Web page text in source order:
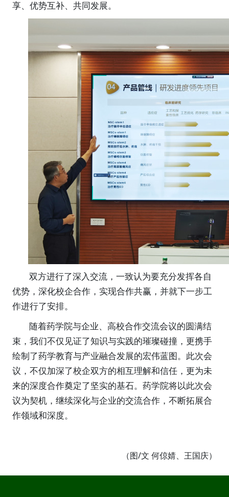
享、优势互补、共同发展。
双方进行了深入交流，一致认为要充分发挥各自
优势，深化校企合作，实现合作共赢，并就下一步工
作进行了安排。
随着药学院与企业、 高校合作交流会议的圆满结
束，我们不仅见证了知识与实践的璀璨碰撞，更携手
绘制了药学教育与产业融合发展的宏伟蓝图。此次会
议 ，不仅加深了校企双方的相互理解和信任，更为未
来的深度合作奠定了坚实的基石。药学院将以此次会
议为契机，继续深化与企业的交流合作，不断拓展合
作领域和深度。
（图/文 何倞婧、王国庆）